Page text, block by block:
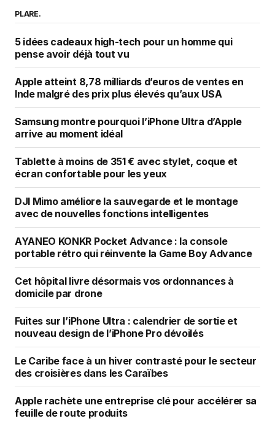
PLARE.
5 idées cadeaux high-tech pour un homme qui
pense avoir déjà tout vu
Apple atteint 8,78 milliards d’euros de ventes en
Inde malgré des prix plus élevés qu’aux USA
Samsung montre pourquoi l’iPhone Ultra d’Apple
arrive au moment idéal
Tablette à moins de 351 € avec stylet, coque et
écran confortable pour les yeux
DJI Mimo améliore la sauvegarde et le montage
avec de nouvelles fonctions intelligentes
AYANEO KONKR Pocket Advance : la console
portable rétro qui réinvente la Game Boy Advance
Cet hôpital livre désormais vos ordonnances à
domicile par drone
Fuites sur l’iPhone Ultra : calendrier de sortie et
nouveau design de l’iPhone Pro dévoilés
Le Caribe face à un hiver contrasté pour le secteur
des croisières dans les Caraïbes
Apple rachète une entreprise clé pour accélérer sa
feuille de route produits